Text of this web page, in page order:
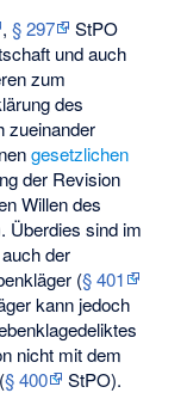
,§ 297
StPO
und auch
zum
des
zueinander
gesetzlichen
der Revision
Willen des
Überdies sind im
auch der
(§ 401
kann jedoch
nicht mit dem
§ 400
StPO).